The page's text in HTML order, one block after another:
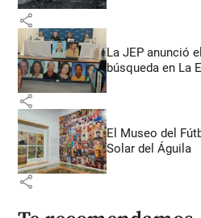
share
La JEP anunció
búsqueda en La
share
El Museo del
Solar del Águila
share